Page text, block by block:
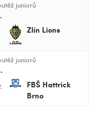
juniorů
Zlín Lions
juniorů
FBŠ Hattrick
Brno